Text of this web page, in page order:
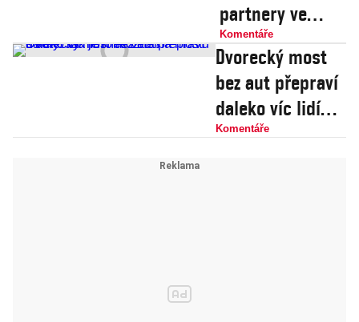
partnery ve
vládě? Jdou mu
na ruku a SPD
chce „zrušit“
jeho střet zájmů
Komentáře
Dvorecký most
bez aut přepraví
daleko víc lidí
než většina
Komentáře